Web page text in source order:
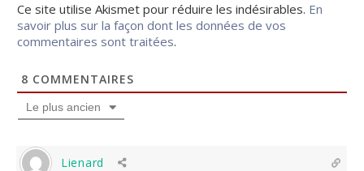
Ce site utilise Akismet pour réduire les indésirables. En
savoir plus sur la façon dont les données de vos
commentaires sont traitées.
8 COMMENTAIRES
Le plus ancien
Lienard